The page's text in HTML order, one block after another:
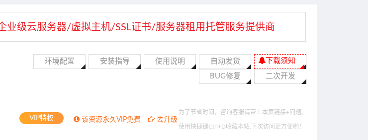
业级云服务器/虚拟主机/SSL证书/服务器租用托管服务提供商
自动发货
使用说明
安装指导
环境配置
二次开发
BUG修复
下载须知
VIP特权 该资源永久VIP免费 去升级
为了节省时间，咨询客服请带上本页链接+问题。
使用快捷键Ctrl+D收藏本站,下次访问更方便哟！